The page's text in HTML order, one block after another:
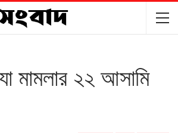
মামলার ২২ আসামি